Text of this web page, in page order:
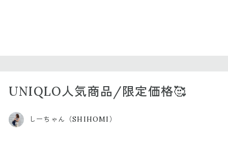
UNIQLO人気商品/限定価格🥰
しーちゃん（SHIHOMI）